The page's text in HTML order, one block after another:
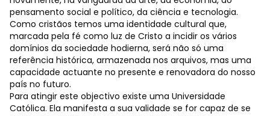
pensamento social e político, da ciência e tecnologia.
Como cristãos temos uma identidade cultural que,
marcada pela fé como luz de Cristo a incidir os vários
domínios da sociedade hodierna, será não só uma
referência histórica, armazenada nos arquivos, mas uma
capacidade actuante no presente e renovadora do nosso
país no futuro.
Para atingir este objectivo existe uma Universidade
Católica. Ela manifesta a sua validade se for capaz de se